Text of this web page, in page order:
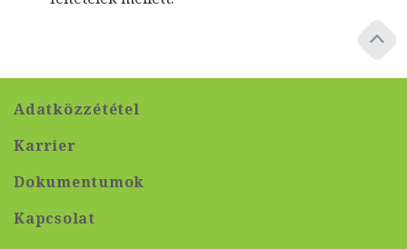
Adatközzététel
Karrier
Dokumentumok
Kapcsolat